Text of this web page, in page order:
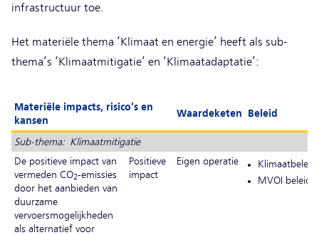
infrastructuur toe.
Het materiële thema ‘Klimaat en energie’ heeft als sub-
thema’s ‘Klimaatmitigatie’ en ‘Klimaatadaptatie’:
Materiële impacts, risico's en
kansen
Waardeketen Beleid
Sub-thema: Klimaatmitigatie
De positieve impact van
vermeden CO2-emissies
door het aanbieden van
duurzame
vervoersmogelijkheden
als alternatief voor
Positieve
impact
Eigen operatie
Klimaatbeleid
MVOI beleid